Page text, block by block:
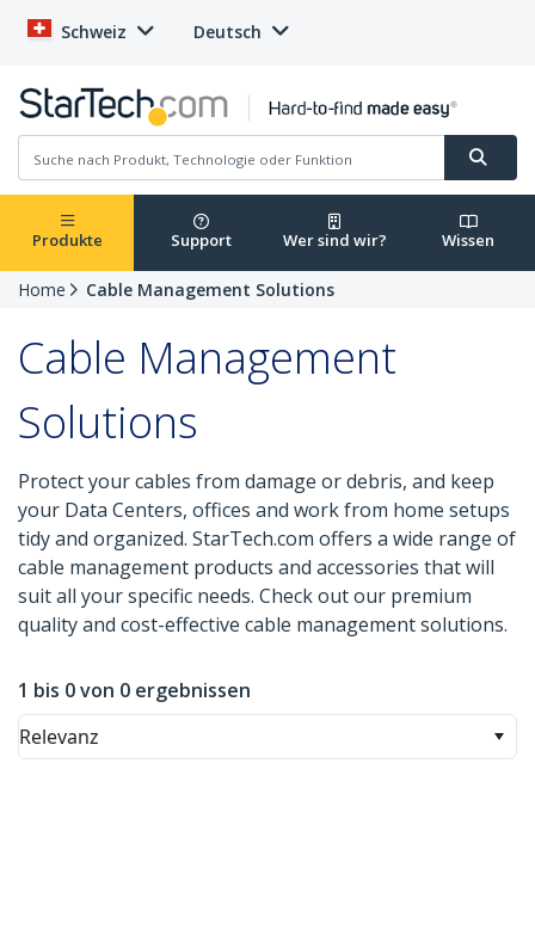
Schweiz Deutsch
Produkte Support Wer sind wir? Wissen
Home Cable Management Solutions
Cable Management
Solutions
Protect your cables from damage or debris, and keep
your Data Centers, offices and work from home setups
tidy and organized. StarTech.com offers a wide range of
cable management products and accessories that will
suit all your specific needs. Check out our premium
quality and cost-effective cable management solutions.
1 bis 0 von 0 ergebnissen
Relevanz